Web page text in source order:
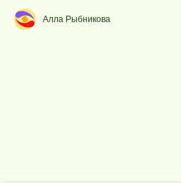
р
с
g
r
Алла Рыбникова